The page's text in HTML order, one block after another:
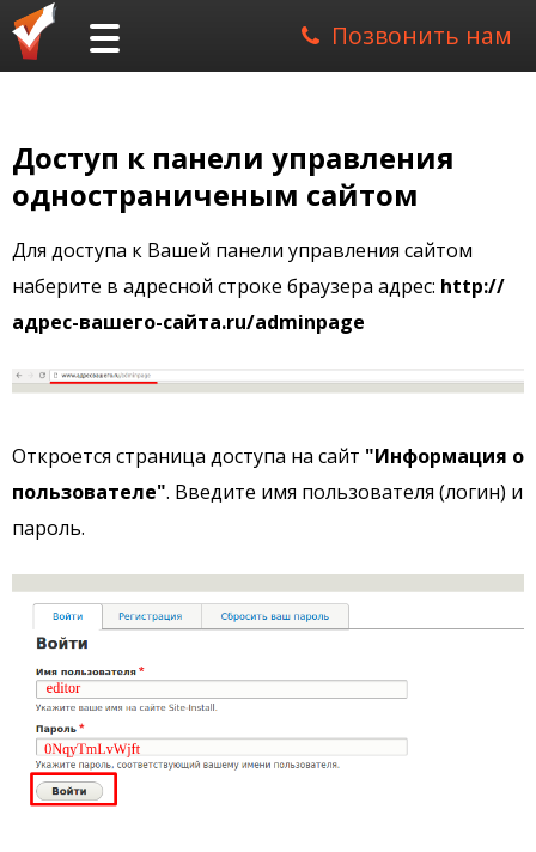
Позвонить нам
Доступ к панели управления
одностраниченым сайтом
Для доступа к Вашей панели управления сайтом
наберите в адресной строке браузера адрес: http://
адрес-вашего-сайта.ru/adminpage
Откроется страница доступа на сайт "Информация о
пользователе". Введите имя пользователя (логин) и
пароль.